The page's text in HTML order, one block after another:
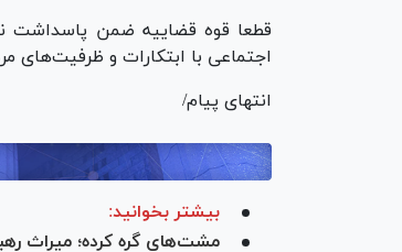
قطعا قوه قضاییه ضمن پاسداشت
اجتماعی با ابتکارات و ظرفیت‌های
انتهای پیام/
بیشتر بخوانید:
مشت‌های گره کرده؛ میراث